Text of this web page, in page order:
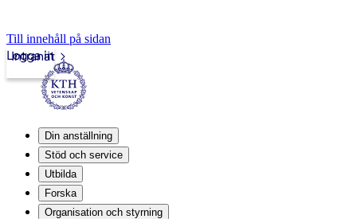
Till innehåll på sidan
Intranät
Logga in
Din anställning
Stöd och service
Utbilda
Forska
Organisation och styrning